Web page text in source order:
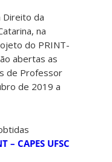
Direito da
na
do PRINT-
abertas as
de Professor
de 2019 a
– CAPES UFSC